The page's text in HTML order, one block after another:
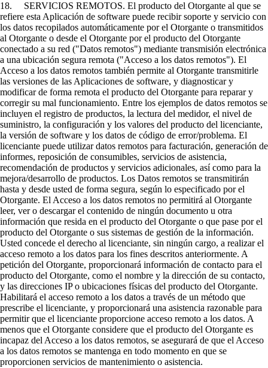
18. SERVICIOS REMOTOS. El producto del Otorgante al que se
refiere esta Aplicación de software puede recibir soporte y servicio con
los datos recopilados automáticamente por el Otorgante o transmitidos
al Otorgante o desde el Otorgante por el producto del Otorgante
conectado a su red ("Datos remotos") mediante transmisión electrónica
a una ubicación segura remota ("Acceso a los datos remotos"). El
Acceso a los datos remotos también permite al Otorgante transmitirle
las versiones de las Aplicaciones de software, y diagnosticar y
modificar de forma remota el producto del Otorgante para reparar y
corregir su mal funcionamiento. Entre los ejemplos de datos remotos se
incluyen el registro de productos, la lectura del medidor, el nivel de
suministro, la configuración y los valores del producto del licenciante,
la versión de software y los datos de código de error/problema. El
licenciante puede utilizar datos remotos para facturación, generación de
informes, reposición de consumibles, servicios de asistencia,
recomendación de productos y servicios adicionales, así como para la
mejora/desarrollo de productos. Los Datos remotos se transmitirán
hasta y desde usted de forma segura, según lo especificado por el
Otorgante. El Acceso a los datos remotos no permitirá al Otorgante
leer, ver o descargar el contenido de ningún documento u otra
información que resida en el producto del Otorgante o que pase por el
producto del Otorgante o sus sistemas de gestión de la información.
Usted concede el derecho al licenciante, sin ningún cargo, a realizar el
acceso remoto a los datos para los fines descritos anteriormente. A
petición del Otorgante, proporcionará información de contacto para el
producto del Otorgante, como el nombre y la dirección de su contacto,
y las direcciones IP o ubicaciones físicas del producto del Otorgante.
Habilitará el acceso remoto a los datos a través de un método que
prescribe el licenciante, y proporcionará una asistencia razonable para
permitir que el licenciante proporcione acceso remoto a los datos. A
menos que el Otorgante considere que el producto del Otorgante es
incapaz del Acceso a los datos remotos, se asegurará de que el Acceso
a los datos remotos se mantenga en todo momento en que se
proporcionen servicios de mantenimiento o asistencia.